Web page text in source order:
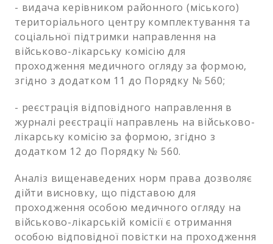
- видача керівником районного (міського)
територіального центру комплектування та
соціальної підтримки направлення на
військово-лікарську комісію для
проходження медичного огляду за формою,
згідно з додатком 11 до Порядку № 560;
- реєстрація відповідного направлення в
журналі реєстрації направлень на військово-
лікарську комісію за формою, згідно з
додатком 12 до Порядку № 560.
Аналіз вищенаведених норм права дозволяє
дійти висновку, що підставою для
проходження особою медичного огляду на
військово-лікарській комісії є отримання
особою відповідної повістки на проходження